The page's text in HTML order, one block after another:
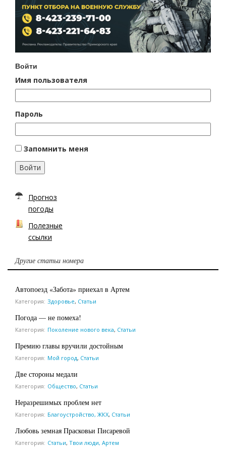
Войти
Имя пользователя
Пароль
Запомнить меня
Войти
Прогноз
погоды
Полезные
ссылки
Другие статьи номера
Автопоезд «Забота» приехал в Артем
Категория: Здоровье, Статьи
Погода — не помеха!
Категория: Поколение нового века, Статьи
Премию главы вручили достойным
Категория: Мой город, Статьи
Две стороны медали
Категория: Общество, Статьи
Неразрешимых проблем нет
Категория: Благоустройство, ЖКХ, Статьи
Любовь земная Прасковьи Писаревой
Категория: Статьи, Твои люди, Артем